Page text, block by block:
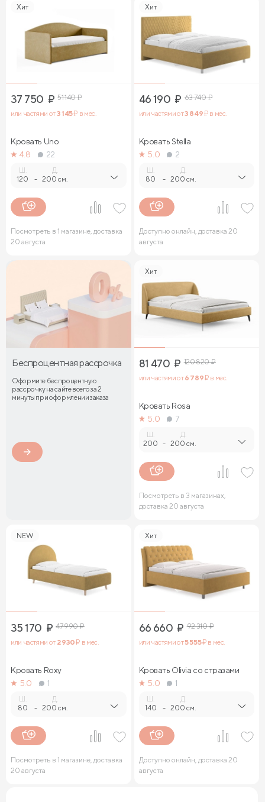
Хит
37 750 ₽ 51 140₽
или частями от3 145₽ в мес.
Кровать Uno
4.8
22
120 -
Д.
200 см.
Посмотреть в 1 магазине, доставка
20 августа
Хит
46 190 ₽ 63 740₽
или частями от3 849₽ в мес.
Кровать Stella
5.0
2
80 -
Д.
200 см.
Доступно онлайн, доставка 20
августа
Беспроцентная рассрочка
Оформите беспроцентную
рассрочку на сайте всего за 2
минуты при оформлении заказа
Хит
81 470 ₽ 120 820₽
или частями от6 789₽ в мес.
Кровать Rosa
5.0
7
200 -
Д.
200 см.
Посмотреть в 3 магазинах,
доставка 20 августа
NEW
35 170 ₽ 47 990₽
или частями от 2 930₽ в мес.
Кровать Roxy
5.0
1
80 -
Д.
200 см.
Посмотреть в 1 магазине, доставка
20 августа
Хит
66 660 ₽ 92 310₽
или частями от5 555₽ в мес.
Кровать Olivia со стразами
5.0
1
140 -
Д.
200 см.
Доступно онлайн, доставка 20
августа